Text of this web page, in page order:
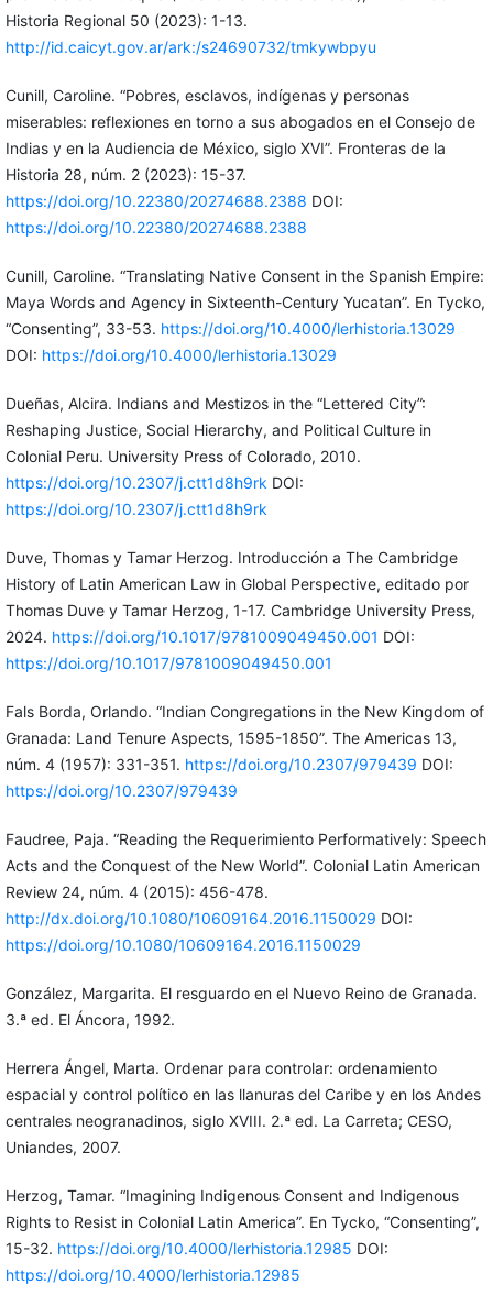
Historia Regional 50 (2023): 1-13.
http://id.caicyt.gov.ar/ark:/s24690732/tmkywbpyu
Cunill, Caroline. “Pobres, esclavos, indígenas y personas
miserables: reflexiones en torno a sus abogados en el Consejo de
Indias y en la Audiencia de México, siglo XVI”. Fronteras de la
Historia 28, núm. 2 (2023): 15-37.
https://doi.org/10.22380/20274688.2388 DOI:
https://doi.org/10.22380/20274688.2388
Cunill, Caroline. “Translating Native Consent in the Spanish Empire:
Maya Words and Agency in Sixteenth-Century Yucatan”. En Tycko,
“Consenting”, 33-53. https://doi.org/10.4000/lerhistoria.13029
DOI: https://doi.org/10.4000/lerhistoria.13029
Dueñas, Alcira. Indians and Mestizos in the “Lettered City”:
Reshaping Justice, Social Hierarchy, and Political Culture in
Colonial Peru. University Press of Colorado, 2010.
https://doi.org/10.2307/j.ctt1d8h9rk DOI:
https://doi.org/10.2307/j.ctt1d8h9rk
Duve, Thomas y Tamar Herzog. Introducción a The Cambridge
History of Latin American Law in Global Perspective, editado por
Thomas Duve y Tamar Herzog, 1-17. Cambridge University Press,
2024. https://doi.org/10.1017/9781009049450.001 DOI:
https://doi.org/10.1017/9781009049450.001
Fals Borda, Orlando. “Indian Congregations in the New Kingdom of
Granada: Land Tenure Aspects, 1595-1850”. The Americas 13,
núm. 4 (1957): 331-351. https://doi.org/10.2307/979439 DOI:
https://doi.org/10.2307/979439
Faudree, Paja. “Reading the Requerimiento Performatively: Speech
Acts and the Conquest of the New World”. Colonial Latin American
Review 24, núm. 4 (2015): 456-478.
http://dx.doi.org/10.1080/10609164.2016.1150029 DOI:
https://doi.org/10.1080/10609164.2016.1150029
González, Margarita. El resguardo en el Nuevo Reino de Granada.
3.ª ed. El Áncora, 1992.
Herrera Ángel, Marta. Ordenar para controlar: ordenamiento
espacial y control político en las llanuras del Caribe y en los Andes
centrales neogranadinos, siglo XVIII. 2.ª ed. La Carreta; CESO,
Uniandes, 2007.
Herzog, Tamar. “Imagining Indigenous Consent and Indigenous
Rights to Resist in Colonial Latin America”. En Tycko, “Consenting”,
15-32. https://doi.org/10.4000/lerhistoria.12985 DOI:
https://doi.org/10.4000/lerhistoria.12985